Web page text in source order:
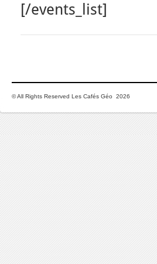
[/events_list]
© All Rights Reserved Les Cafés Géo 2026